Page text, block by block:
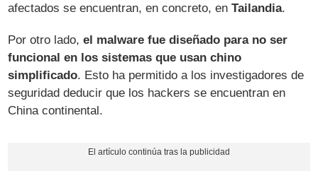
afectados se encuentran, en concreto, enTailandia.
Por otro lado, el malware fue diseñado para no ser
funcional en los sistemas que usan chino
simplificado. Esto ha permitido a los investigadores de
seguridad deducir que los hackers se encuentran en
China continental.